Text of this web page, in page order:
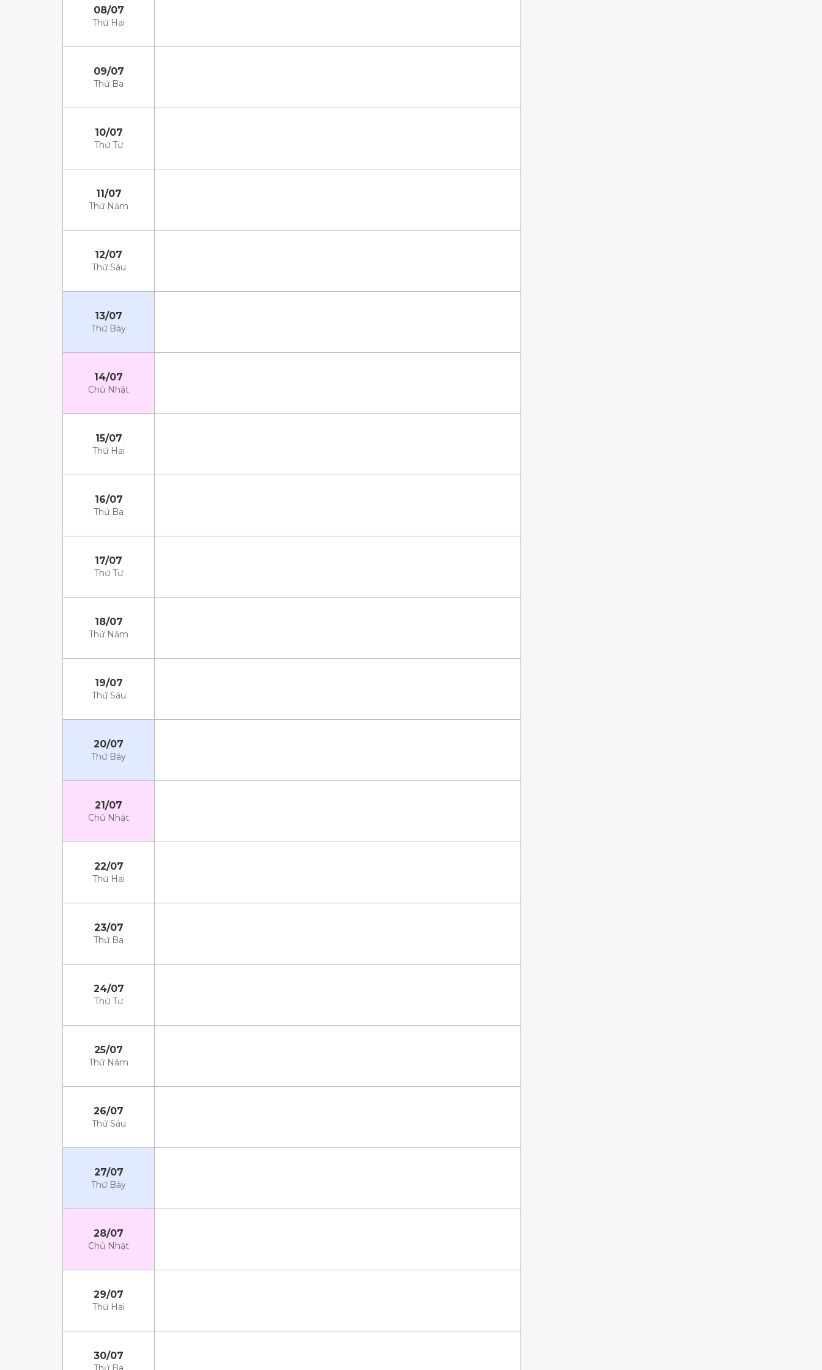
08/07
Thứ Hai
09/07
Thứ Ba
10/07
Thứ Tư
11/07
Thứ Năm
12/07
Thứ Sáu
13/07
Thứ Bảy
14/07
Chủ Nhật
15/07
Thứ Hai
16/07
Thứ Ba
17/07
Thứ Tư
18/07
Thứ Năm
19/07
Thứ Sáu
20/07
Thứ Bảy
21/07
Chủ Nhật
22/07
Thứ Hai
23/07
Thứ Ba
24/07
Thứ Tư
25/07
Thứ Năm
26/07
Thứ Sáu
27/07
Thứ Bảy
28/07
Chủ Nhật
29/07
Thứ Hai
30/07